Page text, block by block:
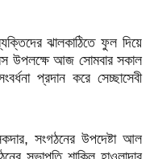
ঝালকাঠিতে ফুল দিয়ে
উপলক্ষে আজ সোমবার সকাল
প্রদান করে সেচ্ছাসেবী
সংগঠনের উপদেষ্টা আল